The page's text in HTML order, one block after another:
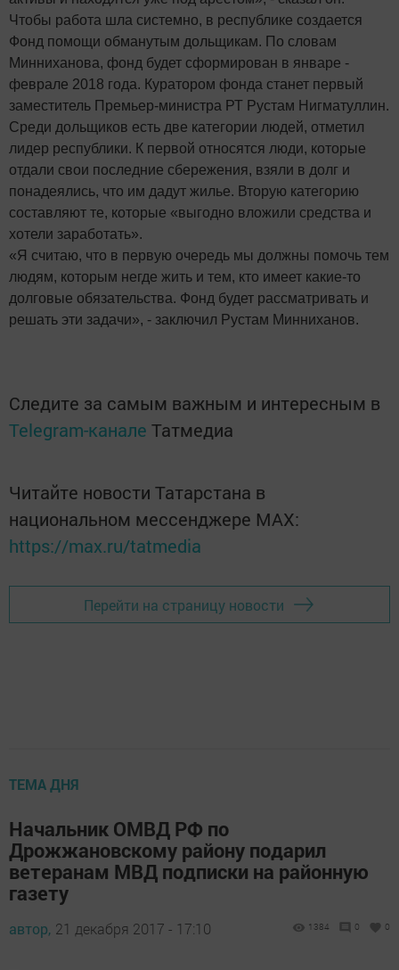
Чтобы работа шла системно, в республике создается
Фонд помощи обманутым дольщикам. По словам
Минниханова, фонд будет сформирован в январе -
феврале 2018 года. Куратором фонда станет первый
заместитель Премьер-министра РТ Рустам Нигматуллин.
Среди дольщиков есть две категории людей, отметил
лидер республики. К первой относятся люди, которые
отдали свои последние сбережения, взяли в долг и
понадеялись, что им дадут жилье. Вторую категорию
составляют те, которые «выгодно вложили средства и
хотели заработать».
«Я считаю, что в первую очередь мы должны помочь тем
людям, которым негде жить и тем, кто имеет какие-то
долговые обязательства. Фонд будет рассматривать и
решать эти задачи», - заключил Рустам Минниханов.
Следите за самым важным и интересным в
Telegram-канале Татмедиа
Читайте новости Татарстана в
национальном мессенджере MАХ:
https://max.ru/tatmedia
Перейти на страницу новости
ТЕМА ДНЯ
Начальник ОМВД РФ по
Дрожжановскому району подарил
ветеранам МВД подписки на районную
газету
автор, 21 декабря 2017 - 17:10 1384 0 0